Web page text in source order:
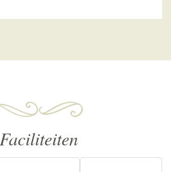
Faciliteiten